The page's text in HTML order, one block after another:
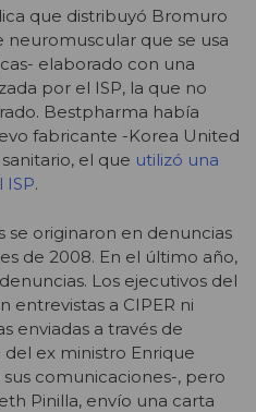
que distribuyó Bromuro
neuromuscular que se usa
elaborado con una
por el ISP, la que no
Bestpharma había
fabricante -Korea United
el que utilizó una
.
se originaron en denuncias
de 2008. En el último año,
Los ejecutivos del
entrevistas a CIPER ni
enviadas a través de
ex ministro Enrique
comunicaciones-, pero
Pinilla, envío una carta